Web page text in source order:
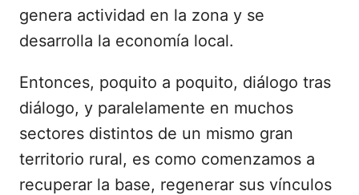
genera actividad en la zona y se
desarrolla la economía local.
Entonces, poquito a poquito, diálogo tras
diálogo, y paralelamente en muchos
sectores distintos de un mismo gran
territorio rural, es como comenzamos a
recuperar la base, regenerar sus vínculos